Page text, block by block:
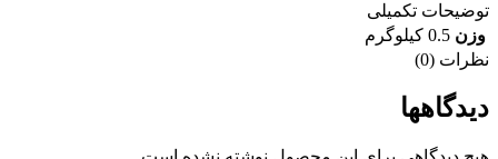
توضیحات تکمیلی
وزن 0.5 کیلوگرم
نظرات (0)
دیدگاهها